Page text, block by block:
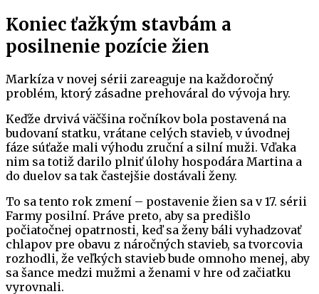
Koniec ťažkým stavbám a
posilnenie pozície žien
Markíza v novej sérii zareaguje na každoročný
problém, ktorý zásadne prehováral do vývoja hry.
Keďže drvivá väčšina ročníkov bola postavená na
budovaní statku, vrátane celých stavieb, v úvodnej
fáze súťaže mali výhodu zruční a silní muži. Vďaka
nim sa totiž darilo plniť úlohy hospodára Martina a
do duelov sa tak častejšie dostávali ženy.
To sa tento rok zmení – postavenie žien sa v 17. sérii
Farmy posilní. Práve preto, aby sa predišlo
počiatočnej opatrnosti, keď sa ženy báli vyhadzovať
chlapov pre obavu z náročných stavieb, sa tvorcovia
rozhodli, že veľkých stavieb bude omnoho menej, aby
sa šance medzi mužmi a ženami v hre od začiatku
vyrovnali.